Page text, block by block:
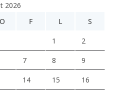
2026
F L S
1 2
7 8 9
14 15 16